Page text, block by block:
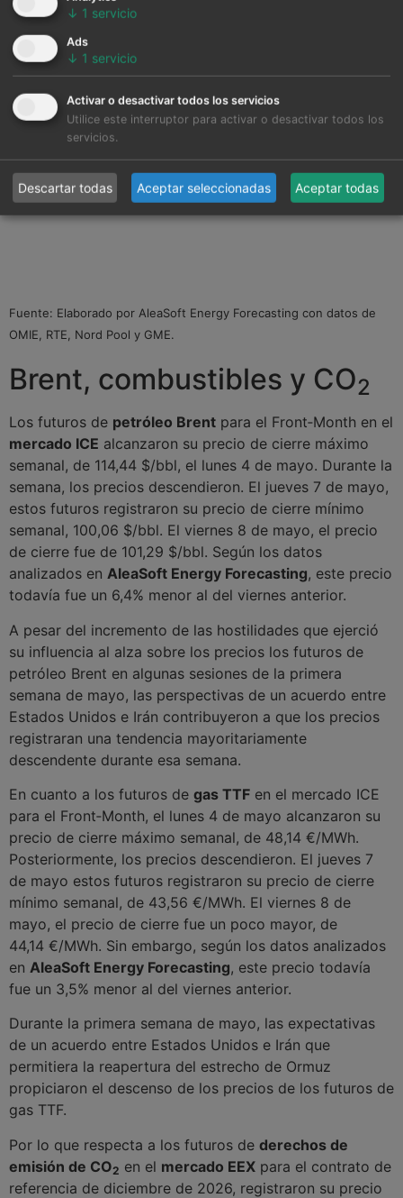
Fuente: Elaborado por AleaSoft Energy Forecasting con datos de
OMIE, RTE, Nord Pool y GME.
Brent, combustibles y CO2
Los futuros de petróleo Brent para el Front‑Month en el
mercado ICE alcanzaron su precio de cierre máximo
semanal, de 114,44 $/bbl, el lunes 4 de mayo. Durante la
semana, los precios descendieron. El jueves 7 de mayo,
estos futuros registraron su precio de cierre mínimo
semanal, 100,06 $/bbl. El viernes 8 de mayo, el precio
de cierre fue de 101,29 $/bbl. Según los datos
analizados en AleaSoft Energy Forecasting, este precio
todavía fue un 6,4% menor al del viernes anterior.
A pesar del incremento de las hostilidades que ejerció
su influencia al alza sobre los precios los futuros de
petróleo Brent en algunas sesiones de la primera
semana de mayo, las perspectivas de un acuerdo entre
Estados Unidos e Irán contribuyeron a que los precios
registraran una tendencia mayoritariamente
descendente durante esa semana.
En cuanto a los futuros de gas TTF en el mercado ICE
para el Front‑Month, el lunes 4 de mayo alcanzaron su
precio de cierre máximo semanal, de 48,14 €/MWh.
Posteriormente, los precios descendieron. El jueves 7
de mayo estos futuros registraron su precio de cierre
mínimo semanal, de 43,56 €/MWh. El viernes 8 de
mayo, el precio de cierre fue un poco mayor, de
44,14 €/MWh. Sin embargo, según los datos analizados
en AleaSoft Energy Forecasting, este precio todavía
fue un 3,5% menor al del viernes anterior.
Durante la primera semana de mayo, las expectativas
de un acuerdo entre Estados Unidos e Irán que
permitiera la reapertura del estrecho de Ormuz
propiciaron el descenso de los precios de los futuros de
gas TTF.
Por lo que respecta a los futuros de derechos de
emisión de CO2 en el mercado EEX para el contrato de
referencia de diciembre de 2026, registraron su precio
↓ 1 servicio
Ads
↓ 1 servicio
Activar o desactivar todos los servicios
Utilice este interruptor para activar o desactivar todos los
servicios.
Descartar todas Aceptar seleccionadas Aceptar todas